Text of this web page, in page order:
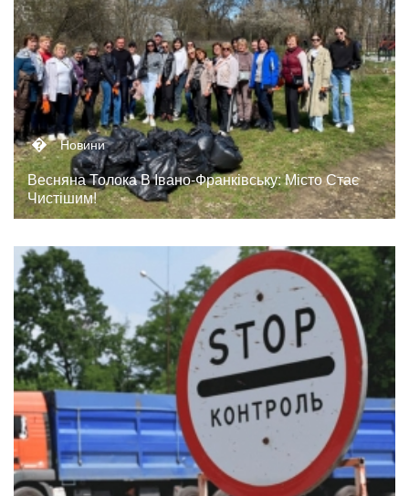
� Новини
Весняна Толока В Івано-Франківську: Місто Стає
Чистішим!